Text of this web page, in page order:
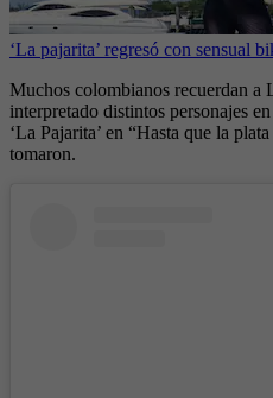
‘La pajarita’ regresó con sensual
Muchos colombianos recuerdan a
interpretado distintos personajes
‘La Pajarita’ en “Hasta que la
tomaron.